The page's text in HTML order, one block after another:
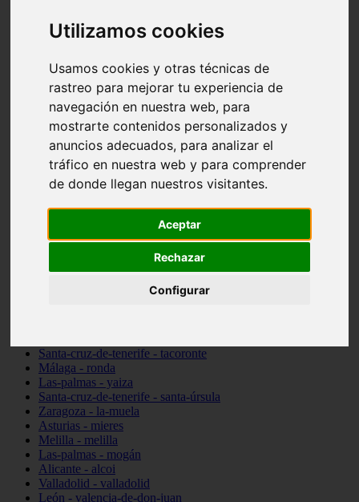
Utilizamos cookies
Usamos cookies y otras técnicas de
rastreo para mejorar tu experiencia de
navegación en nuestra web, para
mostrarte contenidos personalizados y
anuncios adecuados, para analizar el
tráfico en nuestra web y para comprender
de donde llegan nuestros visitantes.
Aceptar
Rechazar
Configurar
Madrid - pozuelo-de-alarcón
Teruel - sarrión
Illes-balears - inca
Málaga - torremolinos
Asturias - oviedo
Cádiz - el-puerto-de-santa-maría
Toledo - illescas
álava - vitoria-gasteiz
Málaga - marbella
Zaragoza - zaragoza
Barcelona - barcelona
Pontevedra - lalín
Cantabria - val-de-san-vicente
Santa-cruz-de-tenerife - tacoronte
Málaga - ronda
Las-palmas - yaiza
Santa-cruz-de-tenerife - santa-úrsula
Zaragoza - la-muela
Asturias - mieres
Melilla - melilla
Las-palmas - mogán
Alicante - alcoi
Valladolid - valladolid
León - valencia-de-don-juan